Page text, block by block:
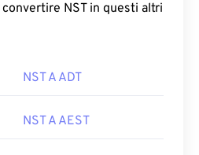
NST in questi altri
NST A ADT
NST A AEST